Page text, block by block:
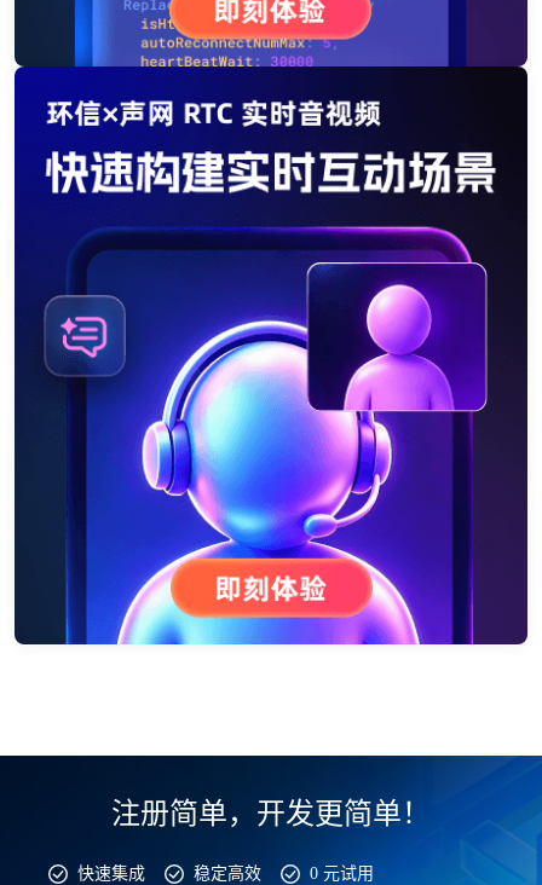
注册简单，开发更简单！
快速集成 稳定高效 0 元试用